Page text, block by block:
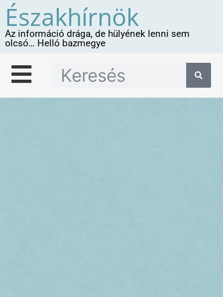
Északhírnök
Az információ drága, de hülyének lenni sem
olcsó… Helló bazmegye